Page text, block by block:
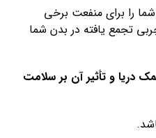
را برای منفعت برخی
تجمع یافته در بدن شما
دریا و تأثیر آن بر سلامت